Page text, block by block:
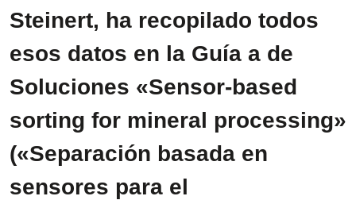
Steinert, ha recopilado todos
esos datos en la Guía a de
Soluciones «Sensor-based
sorting for mineral processing»
(«Separación basada en
sensores para el